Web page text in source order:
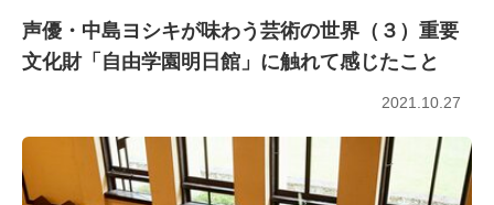
声優・中島ヨシキが味わう芸術の世界（３）重要
文化財「自由学園明日館」に触れて感じたこと
2021.10.27